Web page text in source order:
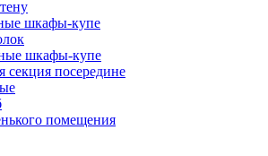
шкафы-купе
шкафы-купе
секция посередине
помещения